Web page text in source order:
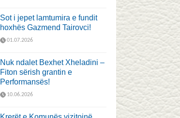
Sot i jepet lamtumira e fundit
hoxhës Gazmend Tairovci!
01.07.2026
Nuk ndalet Bexhet Xheladini –
Fiton sërish grantin e
Performansës!
10.06.2026